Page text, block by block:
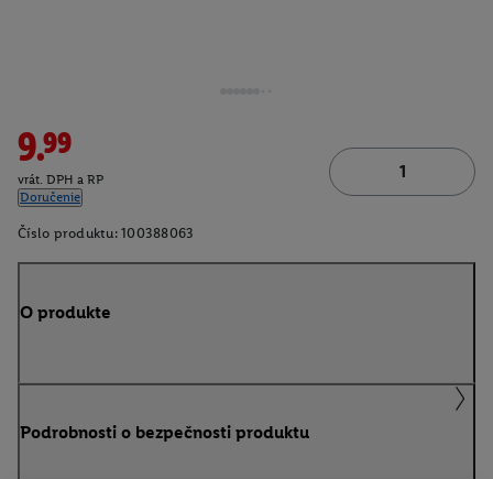
9.99
vrát. DPH a RP
Doručenie
Číslo produktu: 100388063
O produkte
Podrobnosti o bezpečnosti produktu